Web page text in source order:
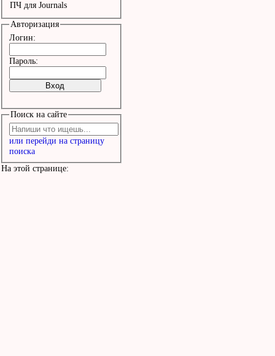
ПЧ для Journals
Авторизация
Логин:
Пароль:
Поиск на сайте
или перейди на страницу
поиска
На этой странице: